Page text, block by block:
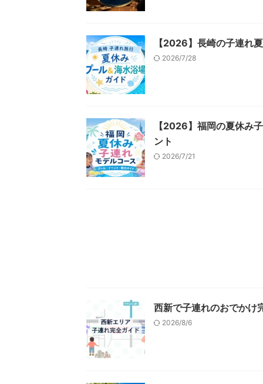
【2026】長崎の子連れ
2026/7/28
【2026】福岡の夏休み
ント
2026/7/21
西新で子連れのおでかけ
2026/8/6